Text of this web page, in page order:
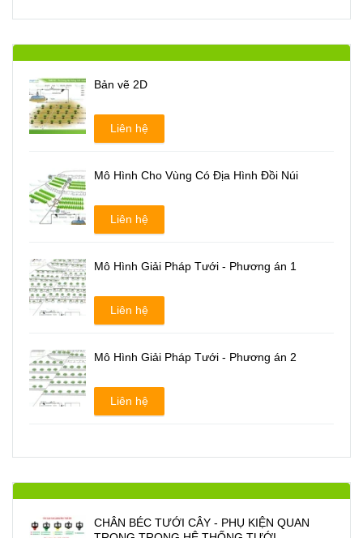
Bản vẽ 2D
Liên hệ
Mô Hình Cho Vùng Có Địa Hình Đồi Núi
Liên hệ
Mô Hình Giải Pháp Tưới - Phương án 1
Liên hệ
Mô Hình Giải Pháp Tưới - Phương án 2
Liên hệ
CHÂN BÉC TƯỚI CÂY - PHỤ KIỆN QUAN